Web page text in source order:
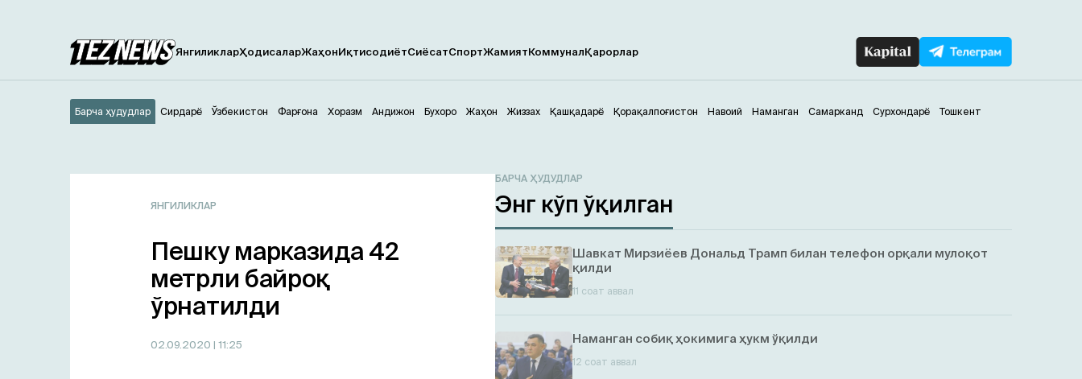
ЯнгиликларҲодисаларЖаҳонИқтисодиётСиёсатСпортЖамиятКоммуналҚарорлар
Андижон
Барча ҳудудлар Бухоро Жаҳон Жиззах Қашқадарё Қорақалпоғистон Навоий Наманган Самарканд
Сирдарё Сурхондарё Тошкент
Ўзбекистон Фарғона Хоразм
ЯНГИЛИКЛАР
Пешку марказида 42
метрли байроқ
ўрнатилди
02.09.2020 | 11:25
БАРЧА ҲУДУДЛАР
Энг кўп ўқилган
Шавкат Мирзиёев Дональд Трамп билан телефон орқали мулоқот
қилди
11 соат аввал
Наманган собиқ ҳокимига ҳукм ўқилди
12 соат аввал